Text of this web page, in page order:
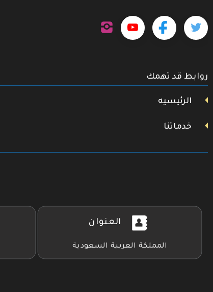
تابعنا
تويتر
تابعنا
فيسبوك
تابعنا
روابط قد تهمك
الرئيسيه
خدماتنا
العنوان
المملكة العربية السعودية